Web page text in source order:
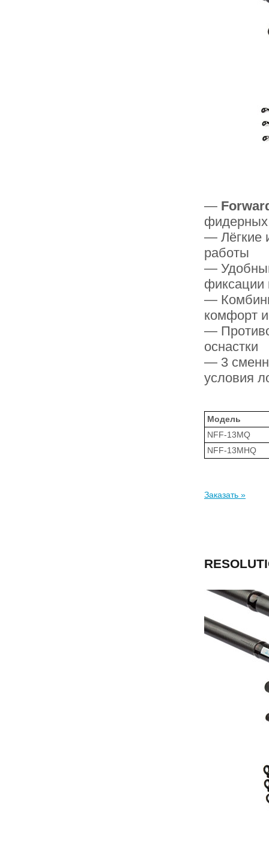
—
— Лёгкие
работы
—
фиксации
—
комфорт
—
оснастки
— 3
условия
Модель
NFF-13MQ
NFF-13MHQ
Заказать »